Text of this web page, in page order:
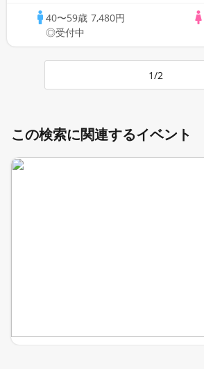
40〜59歳 7,480円
◎受付中
1/2
この検索に関連するイベント